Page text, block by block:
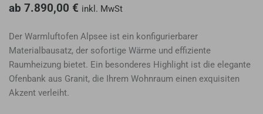
ab 7.890,00 € inkl. MwSt
Der Warmluftofen Alpsee ist ein konfigurierbarer
Materialbausatz, der sofortige Wärme und effiziente
Raumheizung bietet. Ein besonderes Highlight ist die elegante
Ofenbank aus Granit, die Ihrem Wohnraum einen exquisiten
Akzent verleiht.